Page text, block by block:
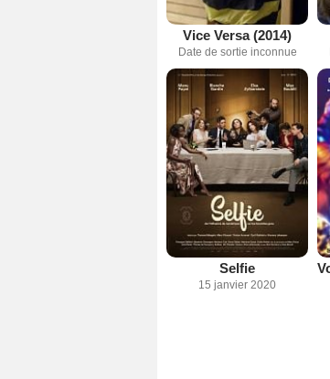
Vice Versa (2014)
Date de sortie inconnue
Selfie
15 janvier 2020